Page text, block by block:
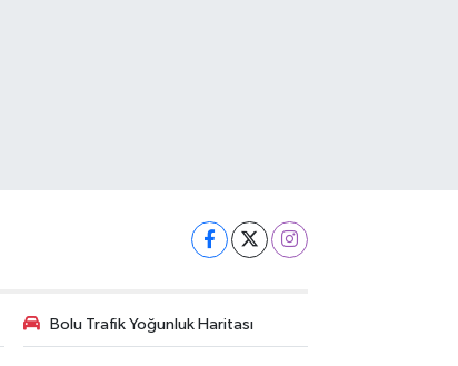
Bolu Trafik Yoğunluk Haritası